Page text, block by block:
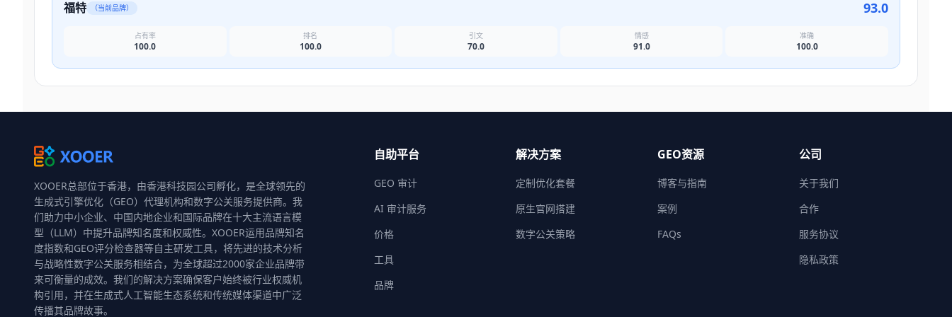
福特 （当前品牌） 93.0
占有率
100.0
排名
100.0
引文
70.0
情感
91.0
准确
100.0
XOOER总部位于香港，由香港科技园公司孵化，是全球领先的
生成式引擎优化（GEO）代理机构和数字公关服务提供商。我
们助力中小企业、中国内地企业和国际品牌在十大主流语言模
型（LLM）中提升品牌知名度和权威性。XOOER运用品牌知名
度指数和GEO评分检查器等自主研发工具，将先进的技术分析
与战略性数字公关服务相结合，为全球超过2000家企业品牌带
来可衡量的成效。我们的解决方案确保客户始终被行业权威机
构引用，并在生成式人工智能生态系统和传统媒体渠道中广泛
传播其品牌故事。
自助平台
GEO 审计
AI 审计服务
价格
工具
品牌
解决方案
定制优化套餐
原生官网搭建
数字公关策略
GEO资源
博客与指南
案例
FAQs
公司
关于我们
合作
服务协议
隐私政策